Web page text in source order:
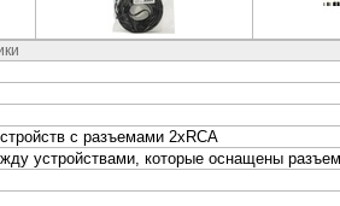
> Jack3.5-M 2м
в корзину
F --> Jack3.5-M 10м